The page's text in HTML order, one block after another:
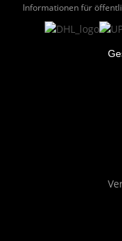
Informationen für